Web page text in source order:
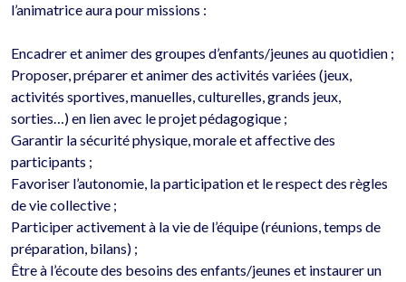
l’animatrice aura pour missions :
Encadrer et animer des groupes d’enfants/jeunes au quotidien ;
Proposer, préparer et animer des activités variées (jeux,
activités sportives, manuelles, culturelles, grands jeux,
sorties…) en lien avec le projet pédagogique ;
Garantir la sécurité physique, morale et affective des
participants ;
Favoriser l’autonomie, la participation et le respect des règles
de vie collective ;
Participer activement à la vie de l’équipe (réunions, temps de
préparation, bilans) ;
Être à l’écoute des besoins des enfants/jeunes et instaurer un